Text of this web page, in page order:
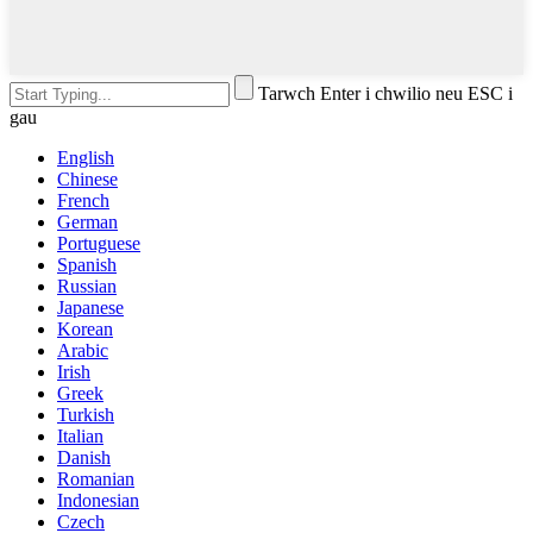
Tarwch Enter i chwilio neu ESC i
gau
English
Chinese
French
German
Portuguese
Spanish
Russian
Japanese
Korean
Arabic
Irish
Greek
Turkish
Italian
Danish
Romanian
Indonesian
Czech